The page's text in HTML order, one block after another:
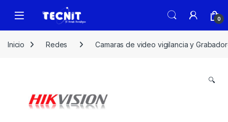
0
Inicio Redes Camaras de video vigilancia y
🔍